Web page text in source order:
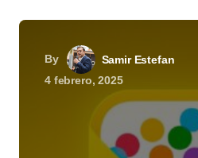
By
Samir Estefan
4 febrero, 2025